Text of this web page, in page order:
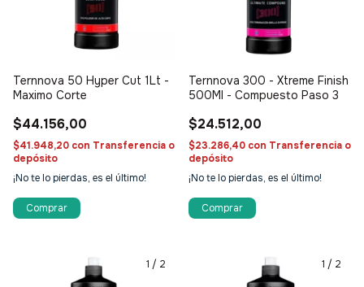
Ternnova 50 Hyper Cut 1Lt -
Maximo Corte
$44.156,00
$41.948,20 con Transferencia o
depósito
¡No te lo pierdas, es el último!
Ternnova 300 - Xtreme Finish
500Ml - Compuesto Paso 3
$24.512,00
$23.286,40 con Transferencia o
depósito
¡No te lo pierdas, es el último!
1 / 2 1 / 2